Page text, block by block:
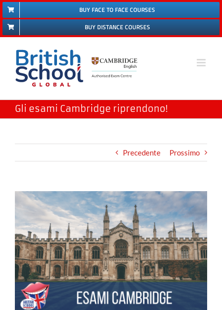
Salta
al
contenuto
BUY FACE TO FACE COURSES
BUY DISTANCE COURSES
Gli esami Cambridge riprendono!
Precedente Prossimo
Ingrandisci
immagine